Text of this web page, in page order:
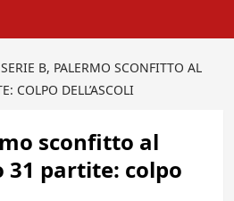
SERIE B, PALERMO SCONFITTO AL
COLPO DELL’ASCOLI
sconfitto al
31 partite: colpo